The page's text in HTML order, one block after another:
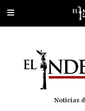
Portada Los
Noticias